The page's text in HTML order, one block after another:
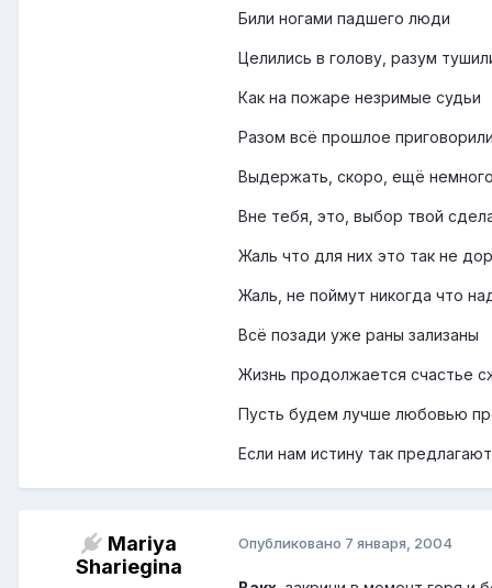
Били ногами падшего люди
Целились в голову, разум
Как на пожаре незримые судьи
Разом всё прошлое приговорили
Выдержать, скоро, ещё немного
Вне тебя, это, выбор твой
Жаль что для них это так не
Жаль, не поймут никогда что
Всё позади уже раны зализаны
Жизнь продолжается счастье
Пусть будем лучше любовью
Если нам истину так предлагают
Mariya
Shariegina
Опубликовано 7 января, 2004